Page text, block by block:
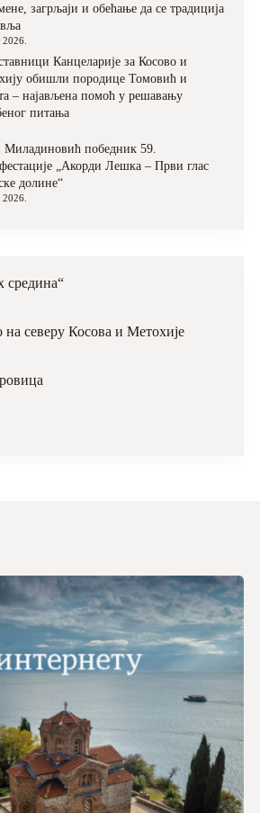
загрљаји и обећање да се традиција
2026.
Канцеларије за Косово и
обишли породице Томовић и
– најављена помоћ у решавању
питања
Миладиновић победник 59.
„Акорди Лешка – Први глас
долине“
2026.
средина“
на северу Косова и Метохије